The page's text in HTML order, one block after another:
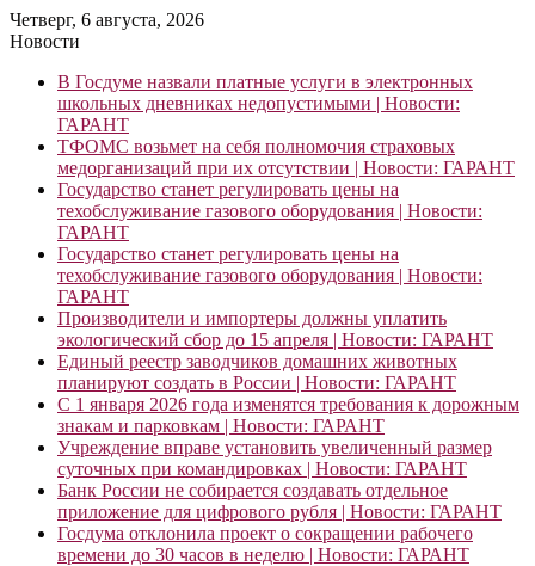
Четверг, 6 августа, 2026
Новости
В Госдуме назвали платные услуги в электронных
школьных дневниках недопустимыми | Новости:
ГАРАНТ
ТФОМС возьмет на себя полномочия страховых
медорганизаций при их отсутствии | Новости: ГАРАНТ
Государство станет регулировать цены на
техобслуживание газового оборудования | Новости:
ГАРАНТ
Государство станет регулировать цены на
техобслуживание газового оборудования | Новости:
ГАРАНТ
Производители и импортеры должны уплатить
экологический сбор до 15 апреля | Новости: ГАРАНТ
Единый реестр заводчиков домашних животных
планируют создать в России | Новости: ГАРАНТ
С 1 января 2026 года изменятся требования к дорожным
знакам и парковкам | Новости: ГАРАНТ
Учреждение вправе установить увеличенный размер
суточных при командировках | Новости: ГАРАНТ
Банк России не собирается создавать отдельное
приложение для цифрового рубля | Новости: ГАРАНТ
Госдума отклонила проект о сокращении рабочего
времени до 30 часов в неделю | Новости: ГАРАНТ